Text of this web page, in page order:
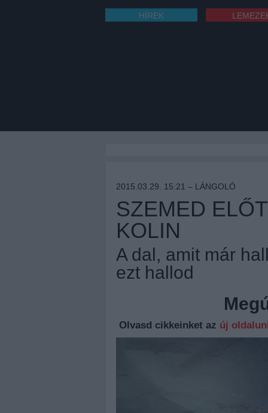
HÍREK
2015.03.29. 15:21 – LÁNGOLÓ
SZEMED
KOLIN
A dal, amit már
ezt hallod
Olvasd cikkeinket az új